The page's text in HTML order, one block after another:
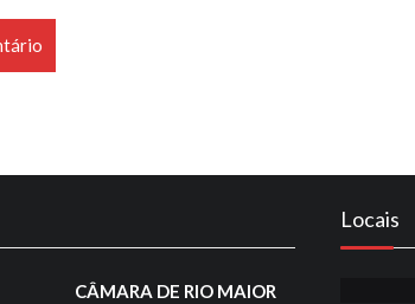
CÂMARA DE RIO MAIOR
Locais